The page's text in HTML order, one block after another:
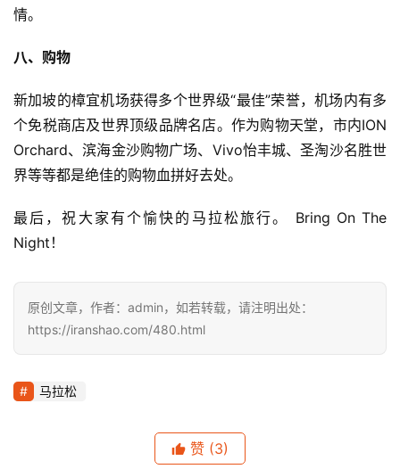
情。
八、购物
新加坡的樟宜机场获得多个世界级“最佳”荣誉，机场内有多
个免税商店及世界顶级品牌名店。作为购物天堂，市内ION
Orchard、滨海金沙购物广场、Vivo怡丰城、圣淘沙名胜世
界等等都是绝佳的购物血拼好去处。
最后，祝大家有个愉快的马拉松旅行。 Bring On The
Night！
原创文章，作者：admin，如若转载，请注明出处：
https://iranshao.com/480.html
马拉松
赞 (3)